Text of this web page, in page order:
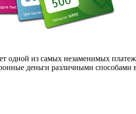
одной из самых незаменимых
деньги различными способами